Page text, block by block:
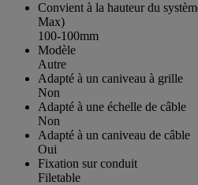
Convient à la hauteur du
Max)
100-100mm
Modèle
Autre
Adapté à un caniveau à grille
Non
Adapté à une échelle de câble
Non
Adapté à un caniveau de câble
Oui
Fixation sur conduit
Filetable